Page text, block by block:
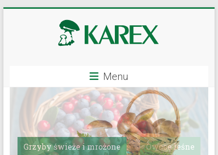
–
hurtowa
sprzedaż
grzybów
Menu
Owoce leśne